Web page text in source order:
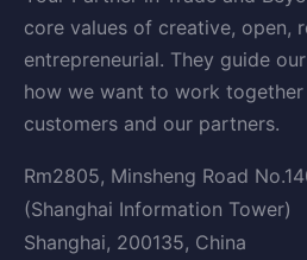
core values of creative, open,
entrepreneurial. They guide
how we want to work
customers and our partners.
Rm2805, Minsheng Road
(Shanghai Information Tower)
Shanghai, 200135, China